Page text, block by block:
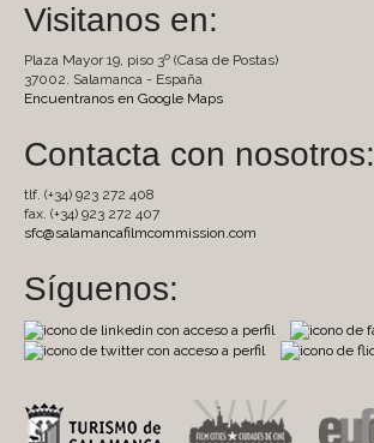
Visitanos en:
Plaza Mayor 19, piso 3º (Casa de Postas)
37002. Salamanca - España
Encuentranos en Google Maps
Contacta con nosotros:
tlf. (+34) 923 272 408
fax. (+34) 923 272 407
sfc@salamancafilmcommission.com
Síguenos: